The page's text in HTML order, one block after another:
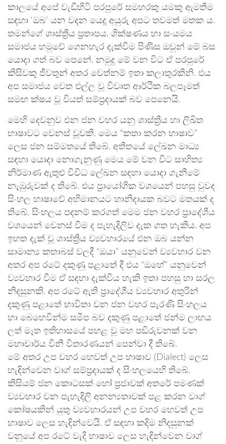
කාලයේ අපේ වැඩිහිටි පරපුරේ සමහරකු යමකු ඇමතීම
සඳහා ‘ඔබ’ යන වදන යෙදූ අයුරු අපට තවමත් මතක ය.
තමන්ගේ ශාස්ත්‍රීය ප්‍රතාපය, ශික්ෂණය හා සංයමය
සමාජය හමුවේ ගෙනහැර දැක්වීම පිණිස ඔවුන් මේ බස
යොදා ගත් බව පෙනේ. නමුදු මේ වන විට ඒ පරපුරේ
කිසිවකු ජීවතුන් අතර වෙත්නම් ඉතා කලාතුරකිනි. එය
අප සමාජය වෙත එල්ල වූ විවෘත ආර්ථික බලපෑමත්
සමඟ ක්ෂය වූ වියත් සම්ප්‍රදායක් බව පෙනෙයි.
මෙහි දෙවනුව එන ජන වහර යනු ශාස්ත්‍රීය හා ලිඛිත
භාෂාවට වෙනස් වූවකි. මෙය “කතා කරන භාෂාව”
ලෙස ජන සම්මතයේ තිබේ. අතීතයේ ලේඛන මාධ්‍ය
සඳහා යොදා නොගැනුණු මෙය මේ වන විට සාහිත්‍ය
නිර්මාණ ඇතුළු විවිධ ලේඛන සඳහා යොදා ගැනීමේ
නැඹුරුවක් ද තිබේ. එය ප්‍රායෝගික වශයෙන් පහසු වුවද
සිංහල භාෂාවේ අභිමානයට හානිදායක බවට මතයක් ද
තිබේ. සිංහලය පදනම් කරගත් මෙම ජන වහර ප්‍රාදේශීය
වශයෙන් වෙනස් වීම ද පැහැදිලිව දැක ගත හැකිය. අප
ඉහත දැක් වූ ශාස්ත්‍රීය ව්‍යවහාරයේ එන ඔබ යන්න
සාමාන්‍ය කතාබස් වලදී “ඔයා” යනුවෙන් ව්‍යවහාර වන
අතර අප රටේ දකුණු පළාතේ දී එය “ඔහේ” යනුවෙන්
ව්‍යවහාර වීම ඒ සඳහා දැක්විය හැකි ඉතා පහසු හා සරල
නිදසුනකි. අප රටේ ඇති ප්‍රාදේශීය ව්‍යවහාර අතුරින්
දකුණු පළාතේ භාවිතා වන ජන වහර පැරණි සිංහලය
හා බෙහෙවින්ම සමීප බව දකුණු පළාතේ ජන්ම ලාභය
ලත් මෑත ඉතිහාසයේ පහළ වූ මහ පඬිරුවනක් වන
මහාචාර්ය විනී විතාරණයන් පෙන්වා දී තිබේ.
මේ අතර උප වහර හෙවත් උප භාෂාව (Dialect) ලෙස
හැඳින්වෙන වාග් සම්ප්‍රදායක් ද සිංහලයෙහි තිබේ.
කිසියම් ජන කොටසක් හෝ ප්‍රජාවක් අතරේ පමණක්
ව්‍යවහාර වන පැහැදිලි අනන්‍යතාවක් පළ කරන වාග්
කෝෂයකින් යුතු ව්‍යවහාරයන් උප වහර හෙවත් උප
භාෂාව ලෙස හැඳින්වෙයි. ඒ සඳහා කදිම නිදසුනක්
වනුයේ අප රටේ වැදි භාෂාව ලෙස හැඳින්වෙන වාග්